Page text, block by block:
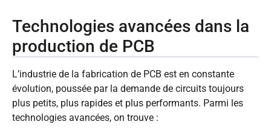
Technologies avancées dans la
production de PCB
L’industrie de la fabrication de PCB est en constante
évolution, poussée par la demande de circuits toujours
plus petits, plus rapides et plus performants. Parmi les
technologies avancées, on trouve :